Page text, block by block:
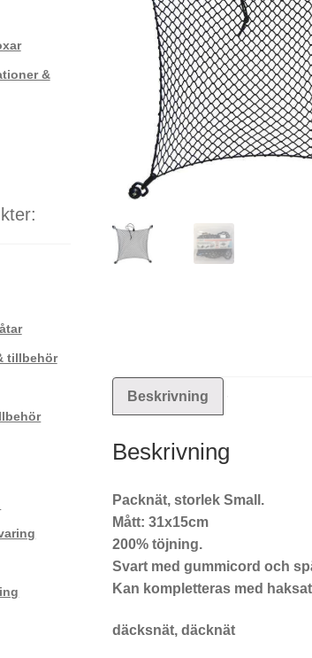
Beskrivning
Beskrivning
Packnät, storlek Small.
Mått: 31x15cm
200% töjning.
Svart med gummicord och
Kan kompletteras med
däcksnät, däcknät
&
tillbehör